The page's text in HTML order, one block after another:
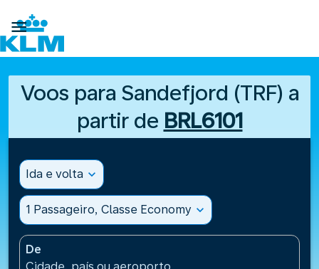

Voos para Sandefjord (TRF) a
partir de BRL6101
Ida e volta expand_more
1 Passageiro, Classe Economy expand_more
De